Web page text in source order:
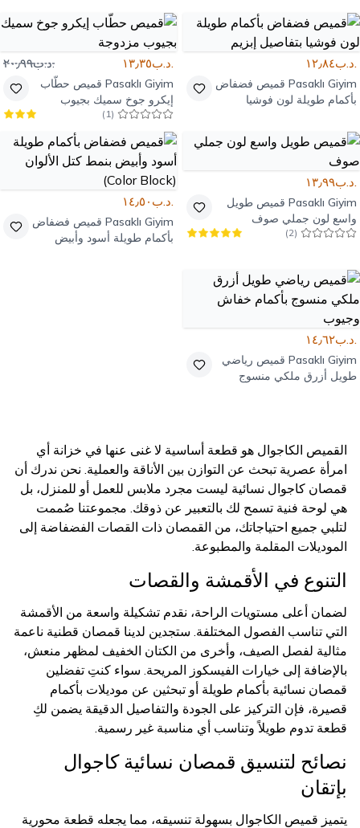
.د.ب١٢٫٨٤
Pasaklı Giyim قميص فضفاض
بأكمام طويلة لون فوشيا
.د.ب١٣٫٣٥ .د.ب٢٠٫٩٩
Pasaklı Giyim قميص حطّاب
إيكرو جوخ سميك بجيوب
مزدوجة
(
1
)
.د.ب١٣٫٩٩
Pasaklı Giyim قميص طويل
واسع لون جملي صوف
(
2
)
.د.ب١٤٫٥٠
Pasaklı Giyim قميص فضفاض
بأكمام طويلة أسود وأبيض
.د.ب١٤٫٦٢
Pasaklı Giyim قميص رياضي
طويل أزرق ملكي منسوج
القميص الكاجوال هو قطعة أساسية لا غنى عنها في خزانة أي
امرأة عصرية تبحث عن التوازن بين الأناقة والعملية. نحن ندرك أن
قمصان كاجوال نسائية ليست مجرد ملابس للعمل أو للمنزل، بل
هي لوحة فنية تسمح لك بالتعبير عن ذوقك. مجموعتنا صُممت
لتلبي جميع احتياجاتك، من القمصان ذات القصات الفضفاضة إلى
الموديلات المقلمة والمطبوعة.
التنوع في الأقمشة والقصات
لضمان أعلى مستويات الراحة، نقدم تشكيلة واسعة من الأقمشة
التي تناسب الفصول المختلفة. ستجدين لدينا قمصان قطنية ناعمة
مثالية لفصل الصيف، وأخرى من الكتان الخفيف لمظهر منعش،
بالإضافة إلى خيارات الفيسكوز المريحة. سواء كنتِ تفضلين
قمصان نسائية بأكمام طويلة أو تبحثين عن موديلات بأكمام
قصيرة، فإن التركيز على الجودة والتفاصيل الدقيقة يضمن لكِ
قطعة تدوم طويلاً وتناسب أي مناسبة غير رسمية.
نصائح لتنسيق قمصان نسائية كاجوال
بإتقان
يتميز قميص الكاجوال بسهولة تنسيقه، مما يجعله قطعة محورية